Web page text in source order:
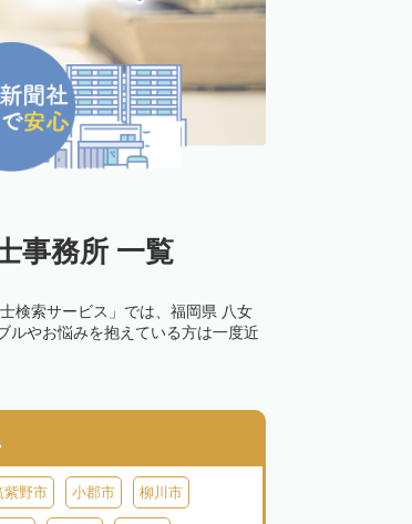
事務所 一覧
検索サービス」では、福岡県 八女
ルやお悩みを抱えている方は一度近
紫野市 小郡市 柳川市